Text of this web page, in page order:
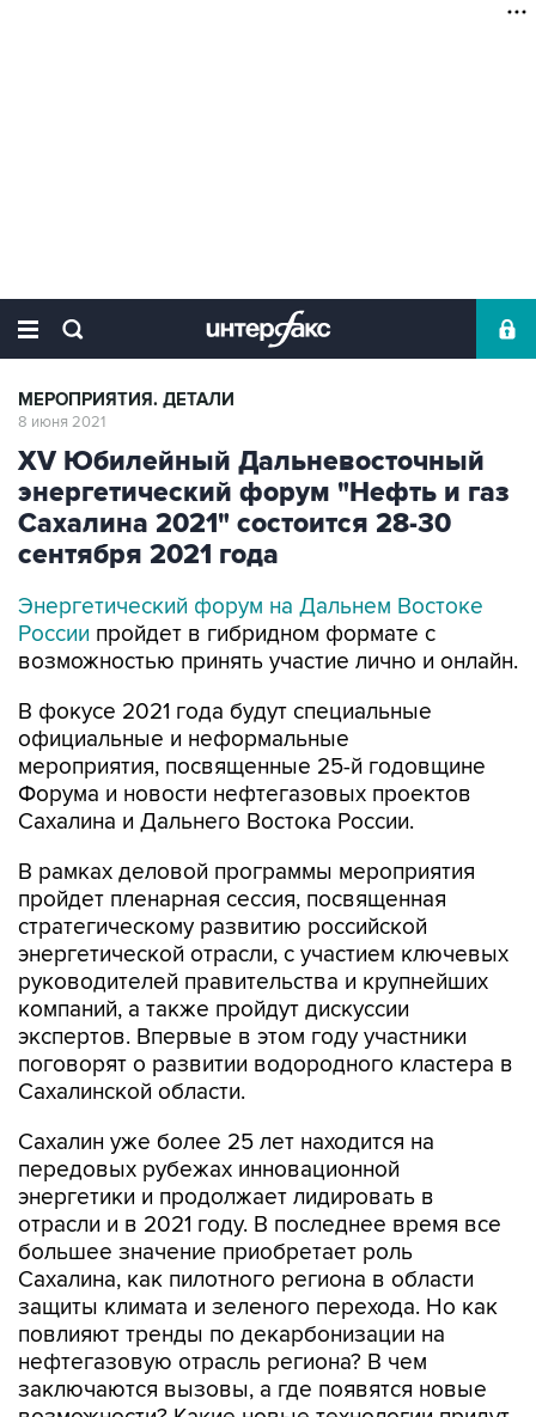
МЕРОПРИЯТИЯ. ДЕТАЛИ
8 июня 2021
XV Юбилейный Дальневосточный
энергетический форум "Нефть и газ
Сахалина 2021" состоится 28-30
сентября 2021 года
Энергетический форум на Дальнем Востоке
России пройдет в гибридном формате с
возможностью принять участие лично и онлайн.
В фокусе 2021 года будут специальные
официальные и неформальные
мероприятия, посвященные 25-й годовщине
Форума и новости нефтегазовых проектов
Сахалина и Дальнего Востока России.
В рамках деловой программы мероприятия
пройдет пленарная сессия, посвященная
стратегическому развитию российской
энергетической отрасли, с участием ключевых
руководителей правительства и крупнейших
компаний, а также пройдут дискуссии
экспертов. Впервые в этом году участники
поговорят о развитии водородного кластера в
Сахалинской области.
Сахалин уже более 25 лет находится на
передовых рубежах инновационной
энергетики и продолжает лидировать в
отрасли и в 2021 году. В последнее время все
большее значение приобретает роль
Сахалина, как пилотного региона в области
защиты климата и зеленого перехода. Но как
повлияют тренды по декарбонизации на
нефтегазовую отрасль региона? В чем
заключаются вызовы, а где появятся новые